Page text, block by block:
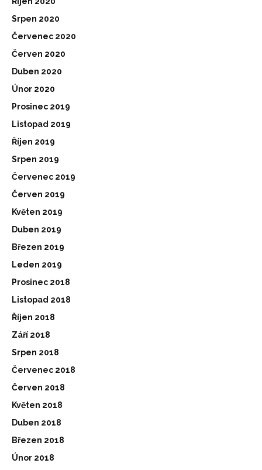
Srpen 2020
Červenec 2020
Červen 2020
Duben 2020
Únor 2020
Prosinec 2019
Listopad 2019
Říjen 2019
Srpen 2019
Červenec 2019
Červen 2019
Květen 2019
Duben 2019
Březen 2019
Leden 2019
Prosinec 2018
Listopad 2018
Říjen 2018
Září 2018
Srpen 2018
Červenec 2018
Červen 2018
Květen 2018
Duben 2018
Březen 2018
Únor 2018